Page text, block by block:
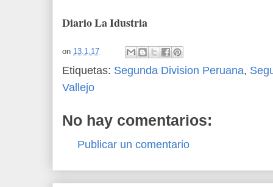
Diario La Idustria
on 13.1.17
Etiquetas: Segunda Division Peruana,
Vallejo
No hay comentarios:
Publicar un comentario